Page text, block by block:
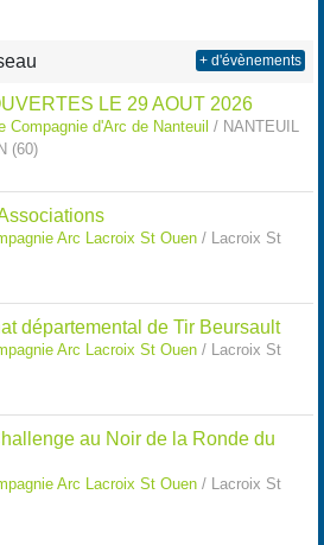
LE 29 AOUT 2026
Compagnie d'Arc de Nanteuil / NANTEUIL
(60)
Arc Lacroix St Ouen/ Lacroix St
départemental de Tir Beursault
Arc Lacroix St Ouen/ Lacroix St
au Noir de la Ronde du
Arc Lacroix St Ouen/ Lacroix St
+ d'évènements